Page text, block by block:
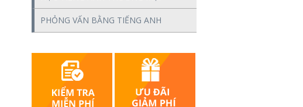
PHỎNG VẤN BẰNG TIẾNG ANH